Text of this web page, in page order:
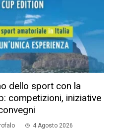
dello sport con la
competizioni, iniziative
4 Agosto 2026